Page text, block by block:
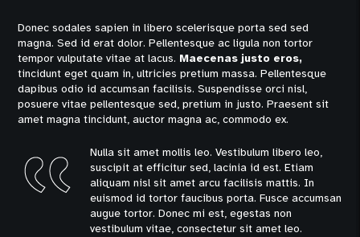
Donec sodales sapien in libero scelerisque porta sed sed
magna. Sed id erat dolor. Pellentesque ac ligula non tortor
tempor vulputate vitae at lacus. Maecenas justo eros,
tincidunt eget quam in, ultricies pretium massa. Pellentesque
dapibus odio id accumsan facilisis. Suspendisse orci nisl,
posuere vitae pellentesque sed, pretium in justo. Praesent sit
amet magna tincidunt, auctor magna ac, commodo ex.
Nulla sit amet mollis leo. Vestibulum libero leo,
suscipit at efficitur sed, lacinia id est. Etiam
aliquam nisl sit amet arcu facilisis mattis. In
euismod id tortor faucibus porta. Fusce accumsan
augue tortor. Donec mi est, egestas non
vestibulum vitae, consectetur sit amet leo.